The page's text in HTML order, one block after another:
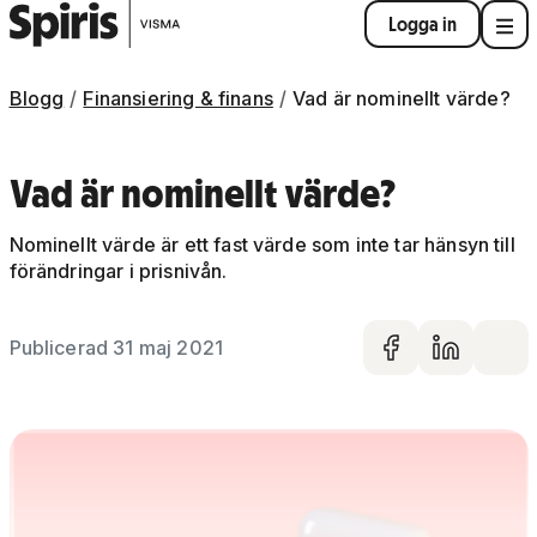
Logga in
Blogg Finansiering & finans Vad är nominellt värde?
Vad är nominellt värde?
Nominellt värde är ett fast värde som inte tar hänsyn till
förändringar i prisnivån.
Publicerad 31 maj 2021 Dela på
Dela